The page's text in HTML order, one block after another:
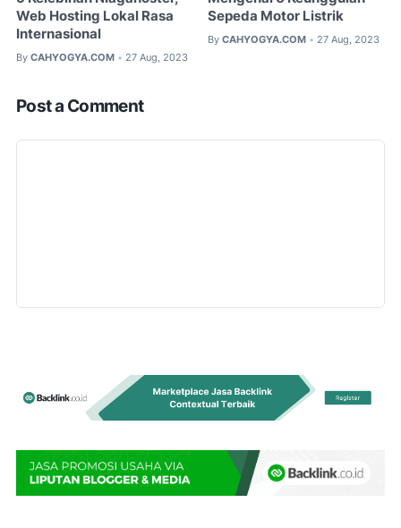
Web Hosting Lokal Rasa
Internasional
By CAHYOGYA.COM • 27 Aug, 2023
Sepeda Motor Listrik
By CAHYOGYA.COM • 27 Aug, 2023
Post a Comment